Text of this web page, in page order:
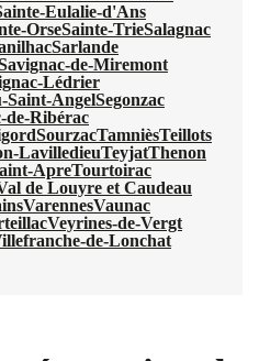
Eulalie-d'Ans
OrseSainte-TrieSalagnac
Sarlande
de-Miremont
Lédrier
Saint-AngelSegonzac
de-Ribérac
SourzacTamnièsTeillots
LavilledieuTeyjatThenon
ApreTourtoirac
de Louyre et Caudeau
VarennesVaunac
Veyrines-de-Vergt
de-Lonchat